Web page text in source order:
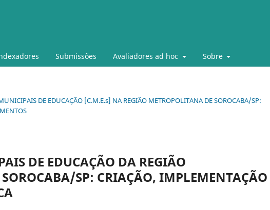
Submissões Avaliadores ad hoc Sobre
DE EDUCAÇÃO [C.M.E.s] NA REGIÃO METROPOLITANA DE SOROCABA/SP:
DE EDUCAÇÃO DA REGIÃO
SP: CRIAÇÃO, IMPLEMENTAÇÃO